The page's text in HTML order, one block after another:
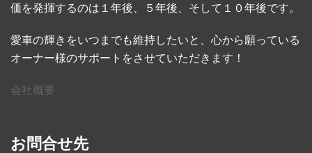
価を発揮するのは１年後、５年後、そして１０年後です。
愛車の輝きをいつまでも維持したいと、心から願っている
オーナー様のサポートをさせていただきます！
会社概要
お問合せ先